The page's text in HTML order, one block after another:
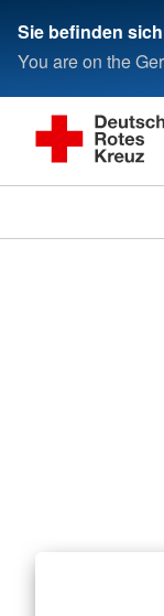
Sie befinden
You are on the